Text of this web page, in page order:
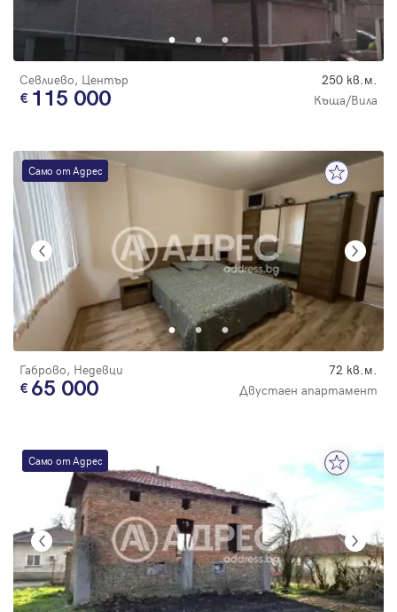
Севлиево, Център 250 кв.м.
115 000 Къща/Вила
Само от Адрес
Габрово, Недевци 72 кв.м.
65 000 Двустаен апартамент
Само от Адрес
Парола
Забравена парола